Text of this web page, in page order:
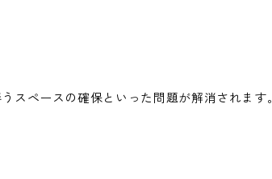
スペースの確保といった問題が解消されます。